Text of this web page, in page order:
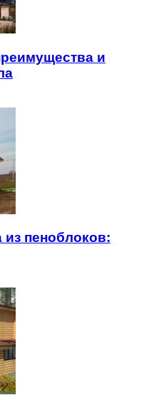
и
пеноблоков: